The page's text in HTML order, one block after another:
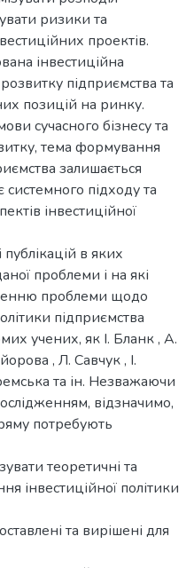
ризики та
проектів.
інвестиційна
підприємства та
позицій на ринку.
сучасного бізнесу та
тема формування
залишається
підходу та
інвестиційної
в яких
проблеми і на які
проблеми щодо
підприємства
учених, як І. Бланк , А.
, Л. Савчук , І.
та ін. Незважаючи
відзначимо,
потребують
теоретичні та
інвестиційної політики
та вирішені для